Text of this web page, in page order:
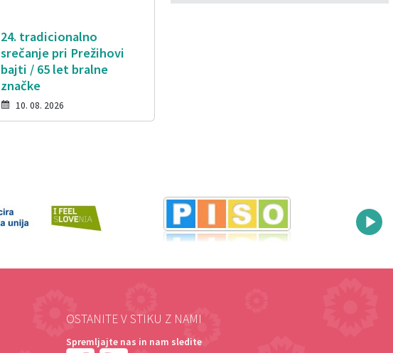
24. tradicionalno
srečanje pri Prežihovi
bajti / 65 let bralne
značke
10. 08. 2026
OSTANITE V STIKU Z NAMI
Spremljajte nas in nam sledite